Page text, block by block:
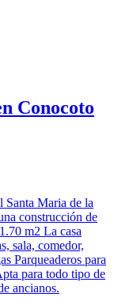
Conocoto
Santa Maria de la
construcción de
m2 La casa
sala, comedor,
Parqueaderos para
para todo tipo de
ancianos.